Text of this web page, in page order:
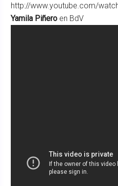
http://www.youtube.com/
Yamila Piñero en BdV